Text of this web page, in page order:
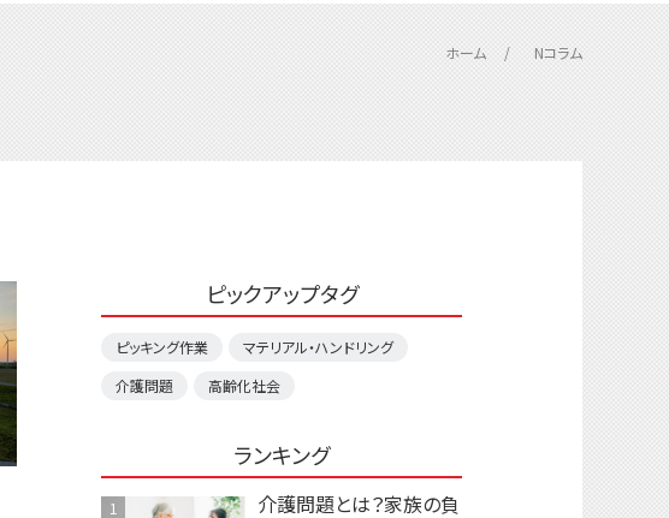
ホーム Nコラム
ピックアップタグ
ピッキング作業
マテリアル・ハンドリング
介護問題
高齢化社会
ランキング
1
介護問題とは？家族の負